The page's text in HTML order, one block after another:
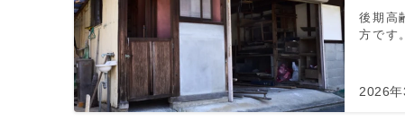
後期高
方です
2026